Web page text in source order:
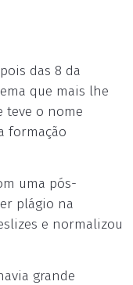
das 8 da
que mais lhe
teve o nome
formação
uma pós-
plágio na
e normalizou
grande